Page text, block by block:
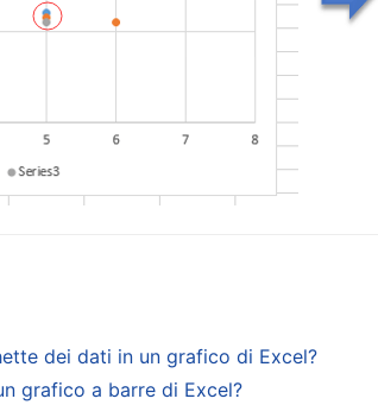
dei dati in un grafico di Excel?
grafico a barre di Excel?